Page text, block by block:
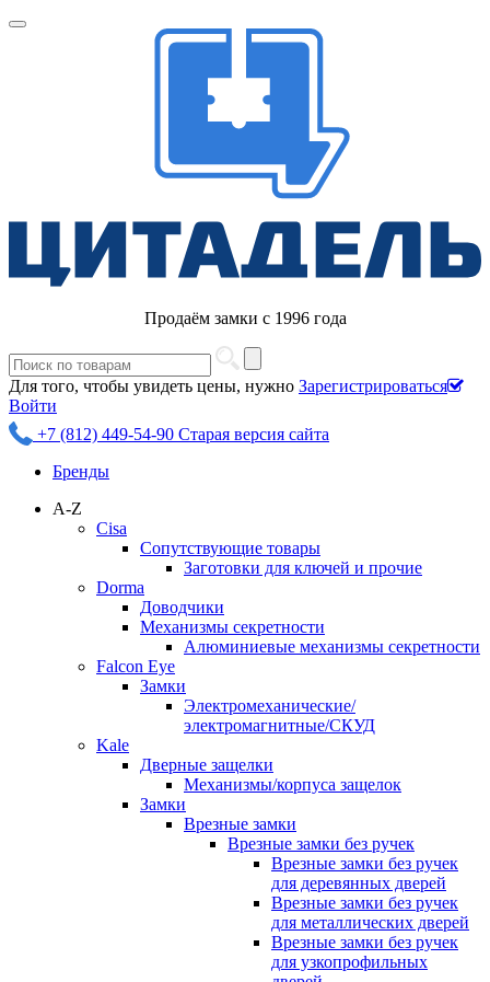
Продаём замки с 1996 года
Для того, чтобы увидеть цены, нужно Зарегистрироваться
Войти
+7 (812) 449-54-90 Старая версия сайта
Бренды
A-Z
Cisa
Сопутствующие товары
Заготовки для ключей и прочие
Dorma
Доводчики
Механизмы секретности
Алюминиевые механизмы секретности
Falcon Eye
Замки
Электромеханические/
электромагнитные/СКУД
Kale
Дверные защелки
Механизмы/корпуса защелок
Замки
Врезные замки
Врезные замки без ручек
Врезные замки без ручек
для деревянных дверей
Врезные замки без ручек
для металлических дверей
Врезные замки без ручек
для узкопрофильных